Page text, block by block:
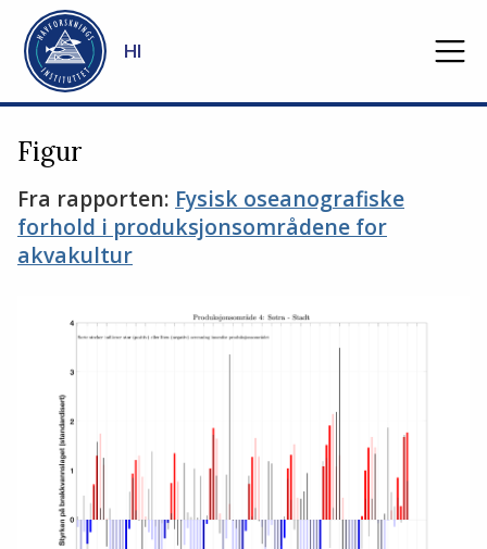
Gå til hovedinnhold
HI
Figur
Fra rapporten: Fysisk oseanografiske
forhold i produksjonsområdene for
akvakultur